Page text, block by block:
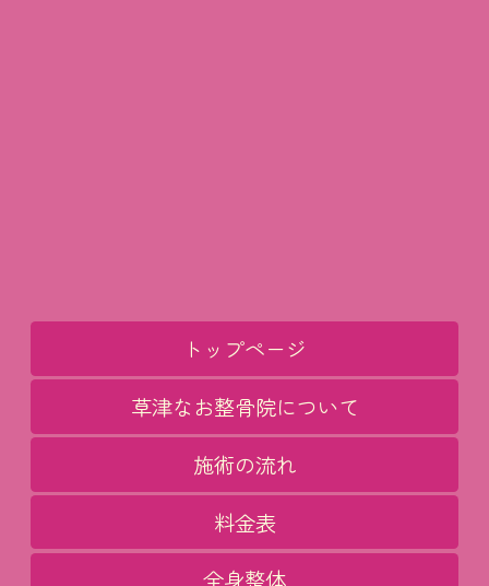
トップページ
草津なお整骨院について
施術の流れ
料金表